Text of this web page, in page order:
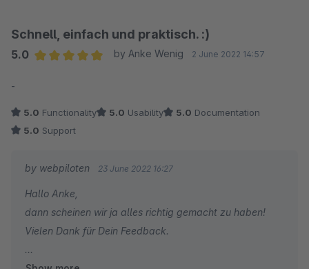
Schnell, einfach und praktisch. :)
5.0
by Anke Wenig 2 June 2022 14:57
-
5.0 Functionality 5.0 Usability 5.0 Documentation
5.0 Support
by webpiloten 23 June 2022 16:27
Hallo Anke,
dann scheinen wir ja alles richtig gemacht zu haben!
Vielen Dank für Dein Feedback.